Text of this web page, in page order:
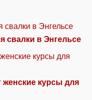
в Энгельсе
женские курсы для